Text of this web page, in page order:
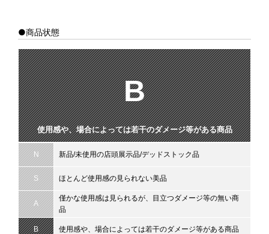
●商品状態
B
使用感や、場合によっては若干のダメージ等がある商品
N 新品/未使用の店頭展示品/デッドストック品
S ほとんど使用感の見られない美品
A
僅かな使用感は見られるが、目立つダメージ等の無い商
品
B 使用感や、場合によっては若干のダメージ等がある商品